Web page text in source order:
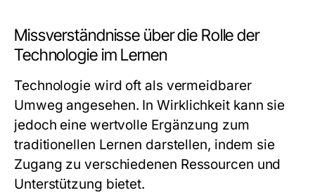
Missverständnisse über die Rolle der
Technologie im Lernen
Technologie wird oft als vermeidbarer
Umweg angesehen. In Wirklichkeit kann sie
jedoch eine wertvolle Ergänzung zum
traditionellen Lernen darstellen, indem sie
Zugang zu verschiedenen Ressourcen und
Unterstützung bietet.